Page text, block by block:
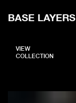
BASE LAYERS
VIEW
COLLECTION